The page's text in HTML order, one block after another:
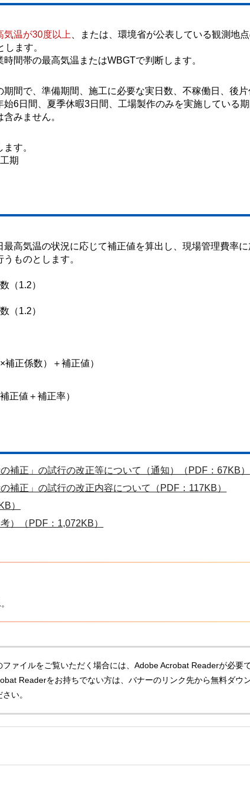
気温が30度以上
、または、環境省が公表している観測地
ます。
間帯の最高気温またはWBGTで判断します。
間で、準備期間、施工に必要な実日数、不稼働日、後片
6日間、夏季休暇3日間、工場製作のみを実施している
みません。
す。
期
高気温の状況に応じて補正値を算出し、現場管理費率に
ものとします。
（1.2）
（1.2）
正係数）＋補正値）
正値＋補正率）
補正」の試行の改正等について（通知）（PDF：67KB）
補正」の試行の改正内容について（PDF：117KB）
）
）（PDF：1,072KB）
ファイルをご覧いただく場合には、Adobe Acrobat Readerが必要で
Readerをお持ちでない方は、バナーのリンク先から無料ダウ
い。